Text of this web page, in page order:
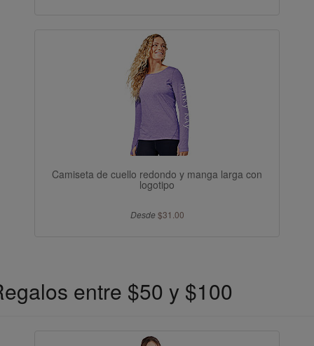
Camiseta de cuello redondo y manga larga con
logotipo
Desde $31.00
entre $50 y $100